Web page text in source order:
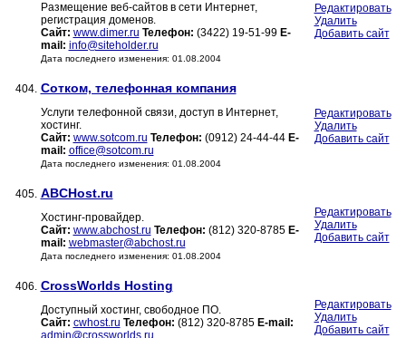
Размещение веб-сайтов в сети Интернет,
регистрация доменов.
Сайт: www.dimer.ru Телефон: (3422) 19-51-99 E-
mail: info@siteholder.ru
Дата последнего изменения: 01.08.2004
Редактировать
Удалить
Добавить сайт
404. Сотком, телефонная компания
Услуги телефонной связи, доступ в Интернет,
хостинг.
Сайт: www.sotcom.ru Телефон: (0912) 24-44-44 E-
mail: office@sotcom.ru
Дата последнего изменения: 01.08.2004
Редактировать
Удалить
Добавить сайт
405. ABCHost.ru
Хостинг-провайдер.
Сайт: www.abchost.ru Телефон: (812) 320-8785 E-
mail: webmaster@abchost.ru
Дата последнего изменения: 01.08.2004
Редактировать
Удалить
Добавить сайт
406. CrossWorlds Hosting
Доступный хостинг, свободное ПО.
Сайт: cwhost.ru Телефон: (812) 320-8785 E-mail:
Редактировать
Удалить
Добавить сайт